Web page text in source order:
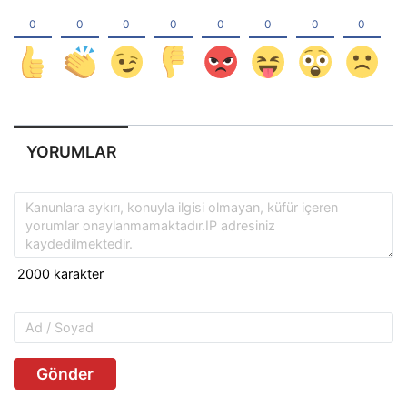
YORUMLAR
Gönder